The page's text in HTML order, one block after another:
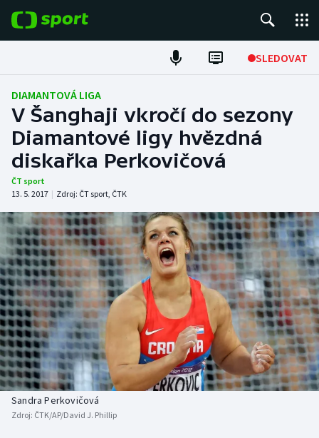
SLEDOVAT
Fotbal
Hokej
Tenis
Atletika
Cyklistika
DALŠÍ SPORTY
Americký fotbal
Baseball a softbal
Basketbal
Biatlon
NEPŘEHLÉDNĚTE
Soutěže
Historické návraty
Aplikace ČT sport
DIAMANTOVÁ LIGA
V Šanghaji vkročí do sezony
Diamantové ligy hvězdná
diskařka Perkovičová
ČT sport
13. 5. 2017 | Zdroj: ČT sport, ČTK
Sandra Perkovičová
Zdroj: ČTK/AP/David J. Phillip